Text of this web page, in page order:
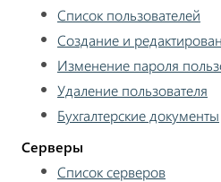
Список пользователей
Создание и
Изменение пароля
Удаление пользователя
Бухгалтерские документы
Серверы
Список серверов